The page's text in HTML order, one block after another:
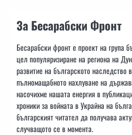
За Бесарабски Фронт
Бесарабски фронт е проект на група
цел популяризиране на региона на
развитие на българското наследство
пълномащабното нахлуване на
насочихме нашата енергия в
хроники за войната в Украйна на
българският читател да получава
случващото се в момента.